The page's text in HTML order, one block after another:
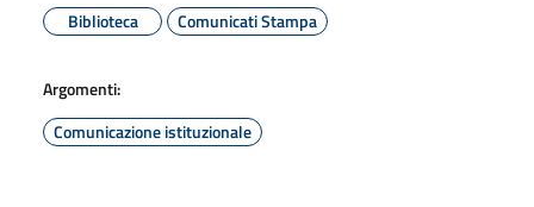
Biblioteca
Comunicati Stampa
Argomenti:
Comunicazione istituzionale